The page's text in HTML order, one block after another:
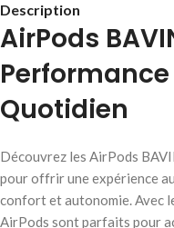
Description
AirPods
Quotidien
Découvrez les AirPods
pour offrir une expérience
confort et autonomie. Avec
AirPods sont parfaits pour